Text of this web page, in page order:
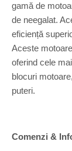
gamă de
de neegalat.
eficiență
Aceste
oferind cele
blocuri
puteri.
Comenzi &